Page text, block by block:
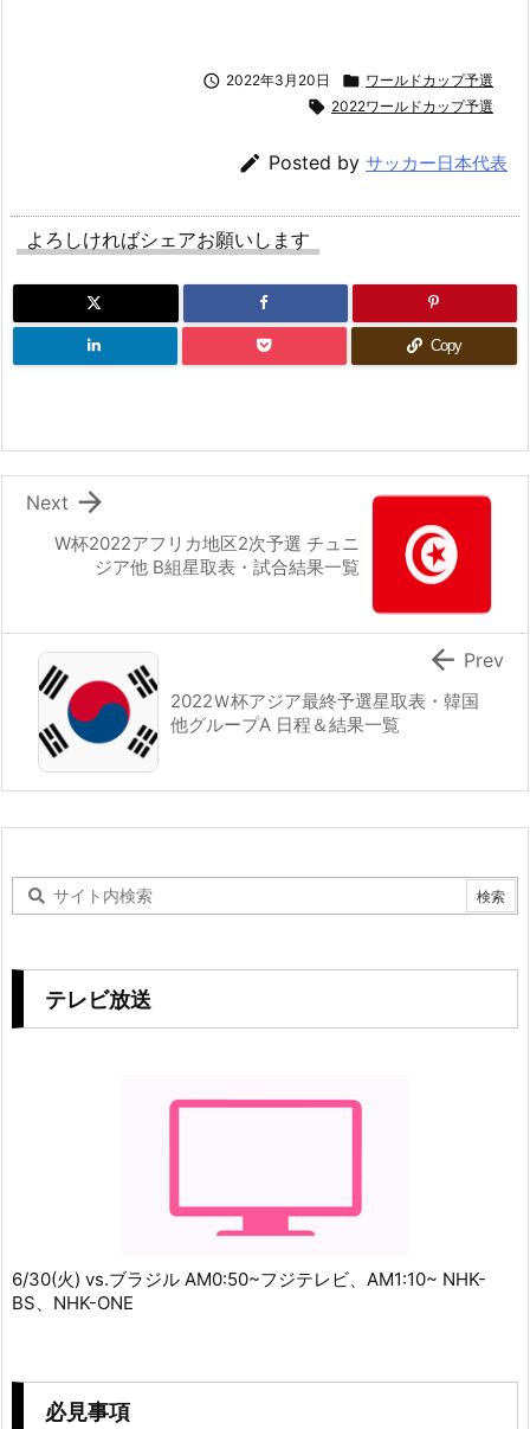
 2022年3月20日  ワールドカップ予選
 2022ワールドカップ予選
 Posted by サッカー日本代表
よろしければシェアお願いします
Copy
W杯2022アフリカ地区2次予選 チュニ
ジア他 B組星取表・試合結果一覧

Next
2022Ｗ杯アジア最終予選星取表・韓国
他グループA 日程＆結果一覧
 Prev
テレビ放送
6/30(火) vs.ブラジル AM0:50~フジテレビ、AM1:10~ NHK-
BS、NHK-ONE
必見事項